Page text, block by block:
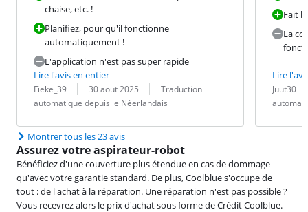
chaise, etc. !
Planifiez, pour qu'il fonctionne
automatiquement !
L'application n'est pas super rapide
Lire l'avis en entier
Évaluation par :
Fieke_39
Date : 30 aout 2025
Traduction :
Traduction
automatique depuis le Néerlandais
Fait
La
Lire
Évaluation
Juut30
Date :
Traduction :
Montrer tous les 23 avis
Assurez votre aspirateur-robot
Bénéficiez d'une couverture plus étendue en cas de dommage
qu'avec votre garantie standard. De plus, Coolblue s'occupe de
tout : de l'achat à la réparation. Une réparation n'est pas possible ?
Vous recevrez alors le prix d'achat sous forme de Crédit Coolblue.